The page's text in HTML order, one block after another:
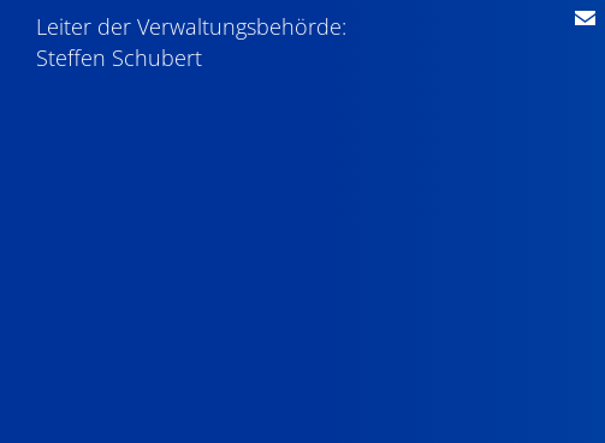
Leiter der Verwaltungsbehörde:
Steffen Schubert